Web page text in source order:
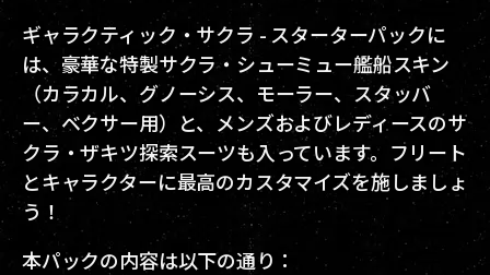
ギャラクティック・サクラ - スターターパックに
は、豪華な特製サクラ・シューミュー艦船スキン
（カラカル、グノーシス、モーラー、スタッバ
ー、ベクサー用）と、メンズおよびレディースのサ
クラ・ザキツ探索スーツも入っています。フリート
とキャラクターに最高のカスタマイズを施しましょ
う！
本パックの内容は以下の通り：